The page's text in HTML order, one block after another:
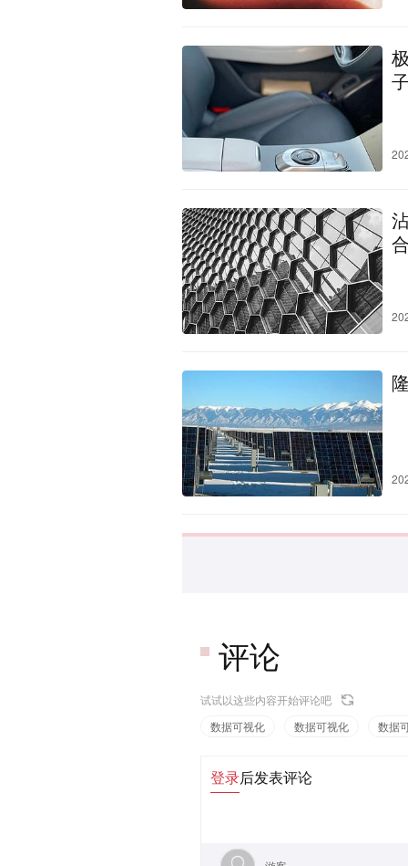
评论
试试以这些内容开始评论吧
数据可视化
数据可视化 数据
登录后发表评论